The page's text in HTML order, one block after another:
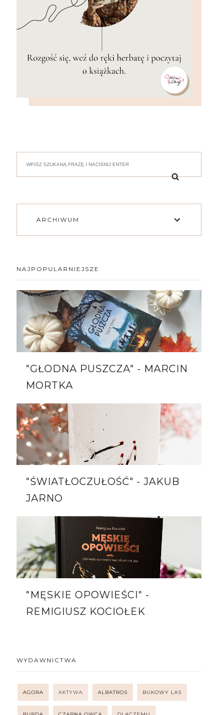
ARCHIWUM
NAJPOPULARNIEJSZE
"GŁODNA PUSZCZA" - MARCIN
MORTKA
"ŚWIATŁOCZUŁOŚĆ" - JAKUB
JARNO
"MĘSKIE OPOWIEŚCI" -
REMIGIUSZ KOCIOŁEK
WYDAWNICTWA
AGORA AKTYWA ALBATROS BUKOWY LAS